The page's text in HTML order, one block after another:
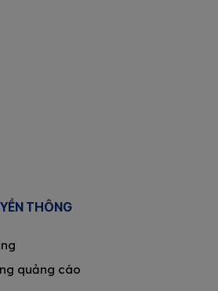
THÔNG
quảng cáo